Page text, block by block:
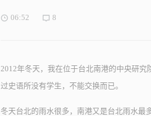
06:52 8
2012年冬天，我在位于台北南港的中央研
过史语所没有学生，不能交换而已。
冬天台北的雨水很多，南港又是台北雨水最